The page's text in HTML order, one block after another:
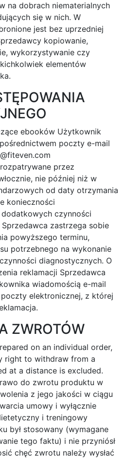
na dobrach niematerialnych
się w nich. W
jest bez uprzedniej
kopiowanie,
wykorzystywanie czy
elementów
ebooków Użytkownik
poczty e-mail
przez
nie później niż w
od daty otrzymania
konieczności
czynności
zastrzega sobie
powyższego terminu,
potrzebnego na wykonanie
diagnostycznych. O
reklamacji Sprzedawca
wiadomością e-mail
poczty elektronicznej, z której
ZWROTÓW
on an individual order,
right to withdraw from a
at a distance is excluded.
do zwrotu produktu w
z jego jakości w ciągu
umowy i wyłącznie
i treningowy
był stosowany (wymagane
tego faktu) i nie przyniósł
chęć zwrotu należy wysłać